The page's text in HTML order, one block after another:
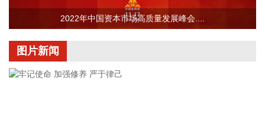
影响CPI同比上涨约0.14个百分点。服务价格上涨0.7%，涨幅
比上月回落0.1个百分点，影响CPI同比上涨约0.36个百分点。
点，影响CPI同比上涨约0.28个百分点；家政服务、在外餐饮
定。食品价格下降1.5%，降幅比上月收窄0.1个百分点，影响
2022年中国资本市场高质量发展峰会....
图片新闻